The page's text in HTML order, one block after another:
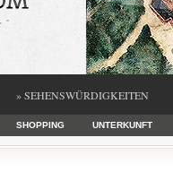
» SEHENSWÜRDIGKEITEN
SHOPPING UNTERKUNFT